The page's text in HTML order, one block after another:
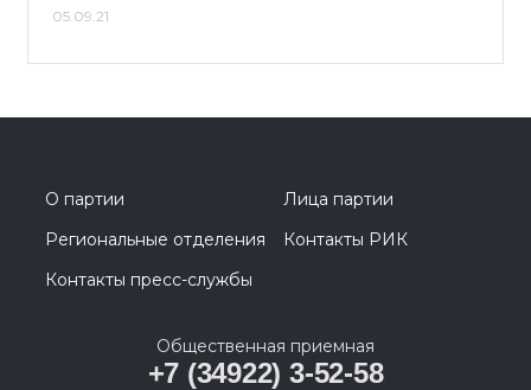
05.09.21
О партии
Лица партии
Региональные отделения
Контакты РИК
Контакты пресс-службы
Общественная приемная
+7 (34922) 3-52-58